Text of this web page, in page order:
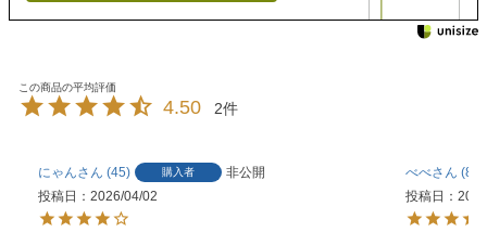
4.50 2
にゃん 45 購入者
非公開
投稿日
2026/04/02
べべ
89
投稿日